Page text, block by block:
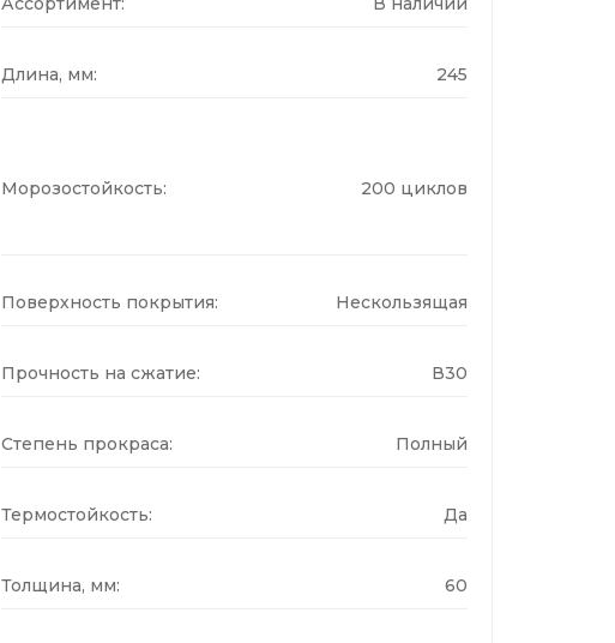
Длина, мм: 245
Морозостойкость: 200 циклов
Поверхность покрытия: Нескользящая
Прочность на сжатие: В30
Степень прокраса: Полный
Термостойкость: Да
Толщина, мм: 60